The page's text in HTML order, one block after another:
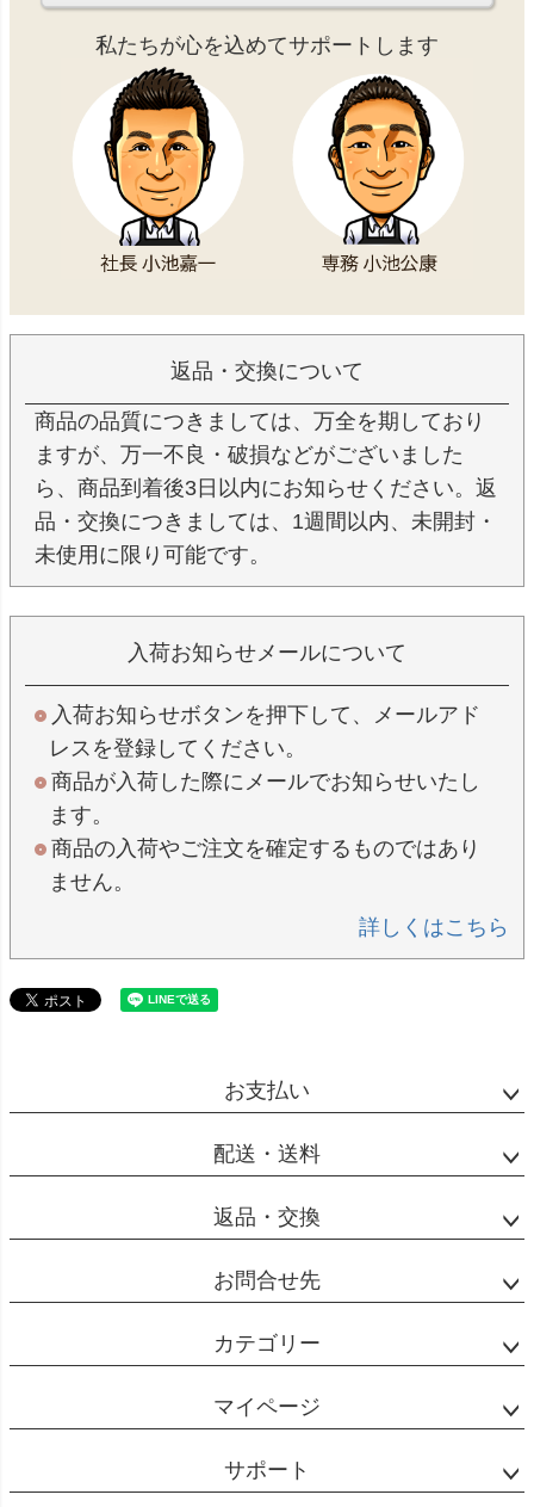
私たちが心を込めてサポートします
返品・交換について
商品の品質につきましては、万全を期しており
ますが、万一不良・破損などがございました
ら、商品到着後3日以内にお知らせください。返
品・交換につきましては、1週間以内、未開封・
未使用に限り可能です。
入荷お知らせメールについて
入荷お知らせボタンを押下して、メールアド
レスを登録してください。
商品が入荷した際にメールでお知らせいたし
ます。
商品の入荷やご注文を確定するものではあり
ません。
詳しくはこちら
お支払い
配送・送料
返品・交換
お問合せ先
カテゴリー
マイページ
サポート